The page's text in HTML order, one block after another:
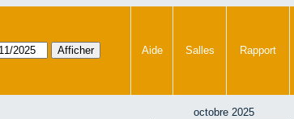
Aide Salles Rapport
octobre 2025